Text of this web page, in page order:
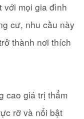
với mọi gia đình
cư, nhu cầu này
thành nơi thích
cao giá trị thẩm
rỡ và nổi bật